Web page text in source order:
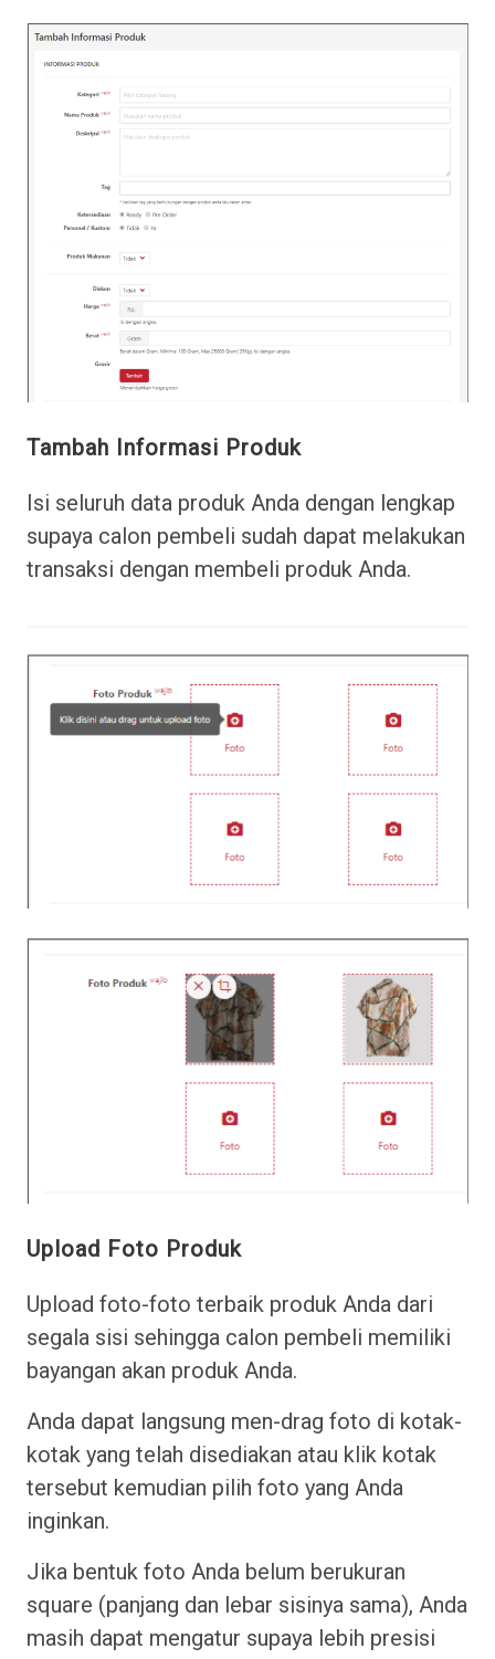
Tambah Informasi Produk
Isi seluruh data produk Anda dengan lengkap
supaya calon pembeli sudah dapat melakukan
transaksi dengan membeli produk Anda.
Upload Foto Produk
Upload foto-foto terbaik produk Anda dari
segala sisi sehingga calon pembeli memiliki
bayangan akan produk Anda.
Anda dapat langsung men-drag foto di kotak-
kotak yang telah disediakan atau klik kotak
tersebut kemudian pilih foto yang Anda
inginkan.
Jika bentuk foto Anda belum berukuran
square (panjang dan lebar sisinya sama), Anda
masih dapat mengatur supaya lebih presisi